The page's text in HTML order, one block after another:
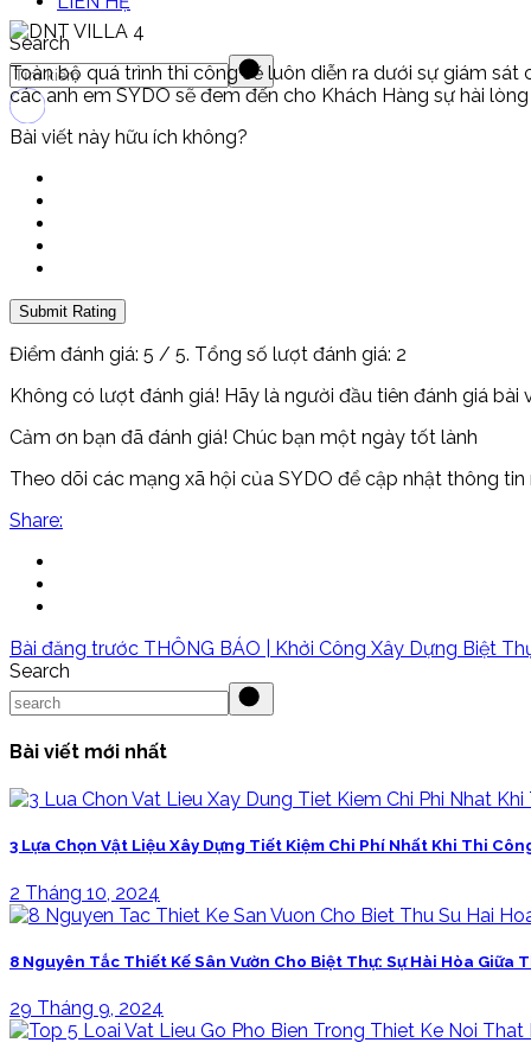
Search
Toàn bộ quá trình thi công sẽ luôn diễn ra dưới sự giám
các anh em SYDO sẽ đem đến cho Khách Hàng sự hài
Bài viết này hữu ích không?
Submit Rating
Điểm đánh giá: 5 / 5. Tổng số lượt đánh giá: 2
Không có lượt đánh giá! Hãy là người đầu tiên đánh giá bài
Cảm ơn bạn đã đánh giá! Chúc bạn một ngày tốt lành
Theo dõi các mạng xã hội của SYDO để cập nhật thông tin
Share:
Bài đăng trước THÔNG BÁO | Khởi Công Xây Dựng Biệt
Search
Bài viết mới nhất
3 Lựa Chọn Vật Liệu Xây Dựng Tiết Kiệm Chi Phí Nhất Khi Thi
2 Tháng 10, 2024
8 Nguyên Tắc Thiết Kế Sân Vườn Cho Biệt Thự: Sự Hài Hòa Giữa
29 Tháng 9, 2024